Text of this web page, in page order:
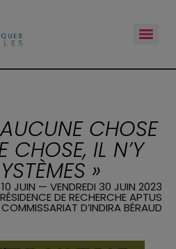
AUCUNE CHOSE
CHOSE, IL N’Y
»
JUIN — VENDREDI 30 JUIN 2023
DE RECHERCHE APTUS
D’INDIRA BÉRAUD